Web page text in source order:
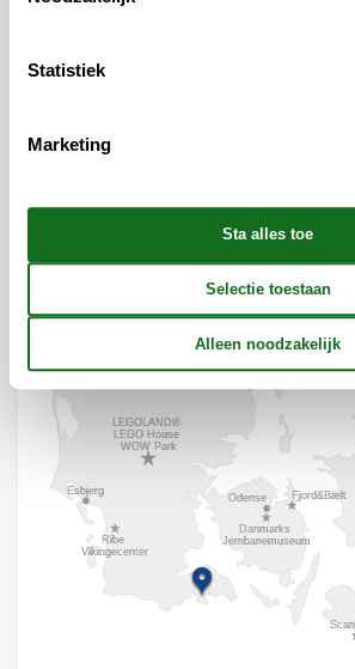
Statistiek
Marketing